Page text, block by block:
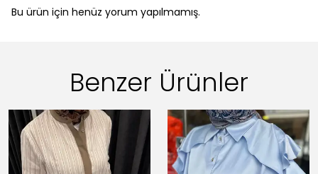
Bu ürün için henüz yorum yapılmamış.
Benzer Ürünler